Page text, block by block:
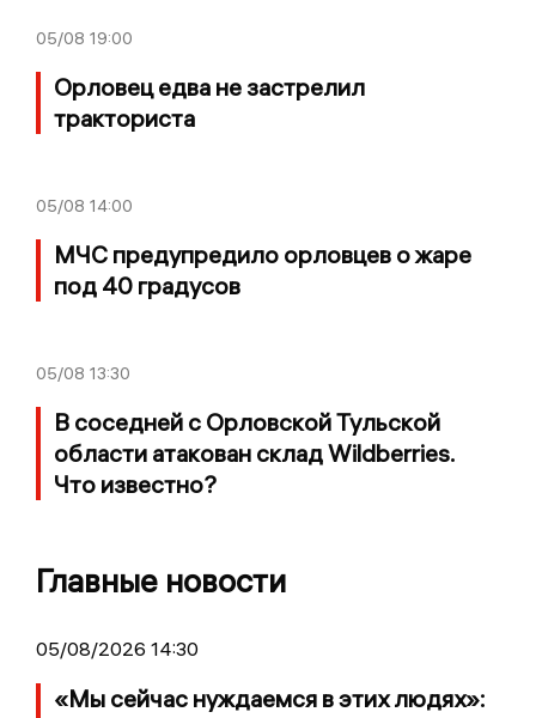
05/08 19:00
Орловец едва не застрелил
тракториста
05/08 14:00
МЧС предупредило орловцев о жаре
под 40 градусов
05/08 13:30
В соседней с Орловской Тульской
области атакован склад Wildberries.
Что известно?
Главные новости
05/08/2026 14:30
«Мы сейчас нуждаемся в этих людях»: